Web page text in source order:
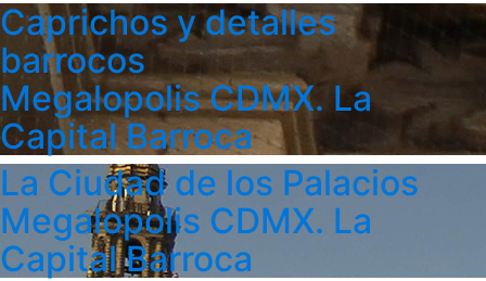
Caprichos y detalles
barrocos
Megalopolis CDMX. La
Capital Barroca
La Ciudad de los Palacios
Megalopolis CDMX. La
Capital Barroca